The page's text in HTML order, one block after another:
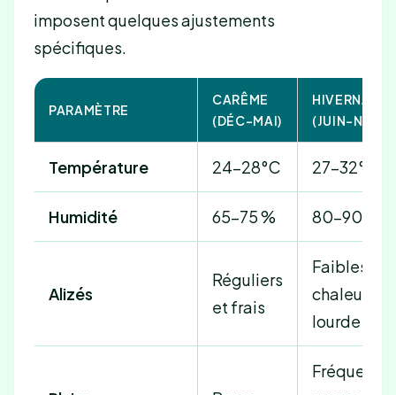
imposent quelques ajustements
spécifiques.
PARAMÈTRE
CARÊME
(DÉC-MAI)
HIVERNAGE
(JUIN-NOV)
Température 24-28°C 27-32°C
Humidité 65-75 % 80-90 %
Alizés
Réguliers
et frais
Faibles,
chaleur
lourde